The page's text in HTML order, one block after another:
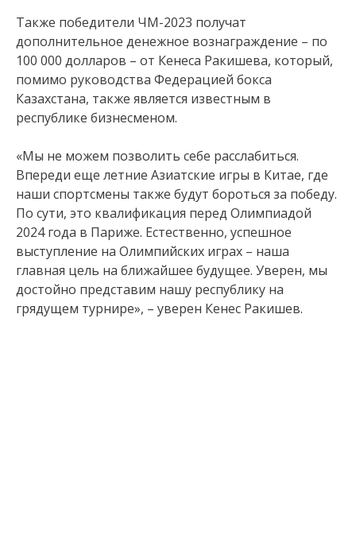
Также победители ЧМ-2023 получат
дополнительное денежное вознаграждение – по
100 000 долларов – от Кенеса Ракишева, который,
помимо руководства Федерацией бокса
Казахстана, также является известным в
республике бизнесменом.
«Мы не можем позволить себе расслабиться.
Впереди еще летние Азиатские игры в Китае, где
наши спортсмены также будут бороться за победу.
По сути, это квалификация перед Олимпиадой
2024 года в Париже. Естественно, успешное
выступление на Олимпийских играх – наша
главная цель на ближайшее будущее. Уверен, мы
достойно представим нашу республику на
грядущем турнире», – уверен Кенес Ракишев.